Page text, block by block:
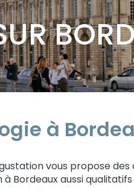
à
vous propose
Bordeaux aussi qualitatifs